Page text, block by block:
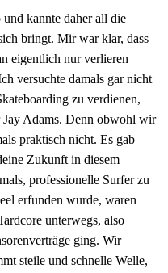
kannte daher all die
bringt. Mir war klar, dass
eigentlich nur verlieren
versuchte damals gar nicht
zu verdienen,
Adams. Denn obwohl wir
praktisch nicht. Es gab
Zukunft in diesem
professionelle Surfer zu
erfunden wurde, waren
unterwegs, also
ging. Wir
steile und schnelle Welle,